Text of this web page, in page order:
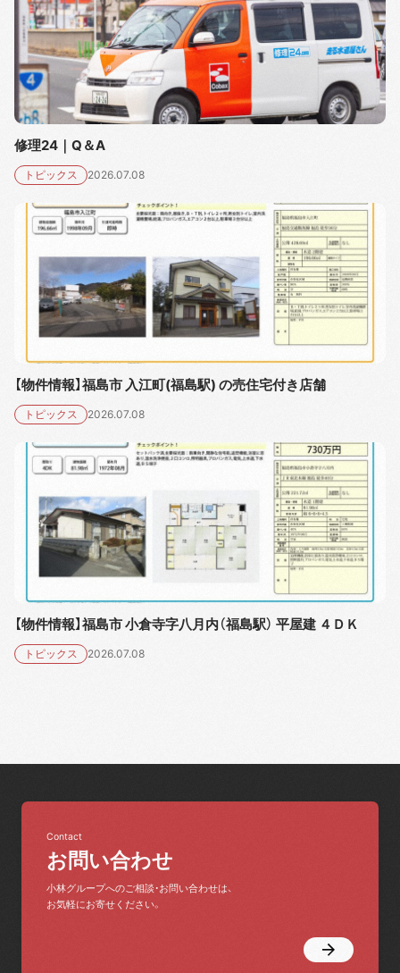
修理24｜Q＆A
トピックス 2026.07.08
【物件情報】福島市 入江町(福島駅) の売住宅付き店舗
トピックス 2026.07.08
【物件情報】福島市 小倉寺字八月内（福島駅） 平屋建 ４ＤＫ
トピックス 2026.07.08
お問い合わせ
Contact
小林グループへのご相談・お問い合わせは、
お気軽にお寄せください。